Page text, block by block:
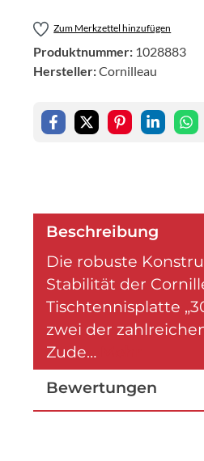
Zum Merkzettel hinzufügen
Produktnummer: 1028883
Hersteller:Cornilleau
Beschreibung
Die robuste
Stabilität der
Tischtennisplatte
zwei der
Zude…
Bewertungen